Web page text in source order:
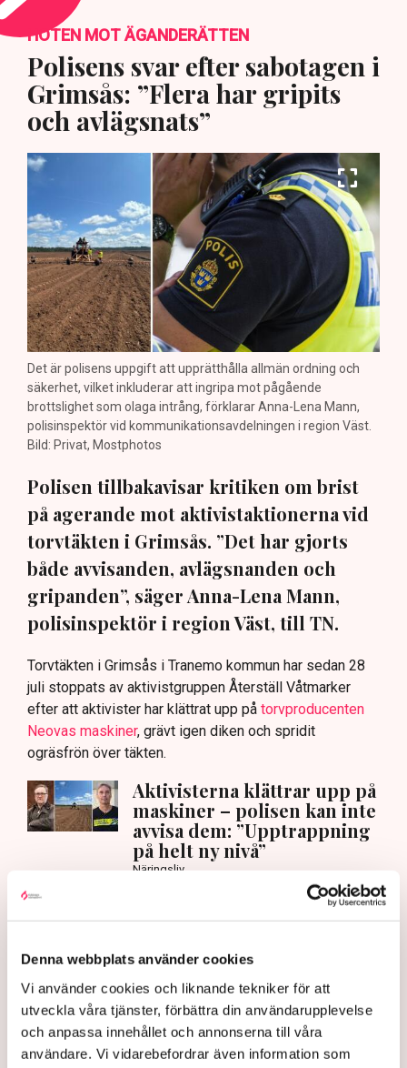
Denna webbplats använder cookies
Vi använder cookies och liknande tekniker för att
utveckla våra tjänster, förbättra din användarupplevelse
och anpassa innehållet och annonserna till våra
användare. Vi vidarebefordrar även information som
HOTEN MOT ÄGANDERÄTTEN
Polisens svar efter sabotagen i
Grimsås: ”Flera har gripits
och avlägsnats”
Det är polisens uppgift att upprätthålla allmän ordning och
säkerhet, vilket inkluderar att ingripa mot pågående
brottslighet som olaga intrång, förklarar Anna-Lena Mann,
polisinspektör vid kommunikationsavdelningen i region Väst.
Bild: Privat, Mostphotos
Polisen tillbakavisar kritiken om brist
på agerande mot aktivistaktionerna vid
torvtäkten i Grimsås. ”Det har gjorts
både avvisanden, avlägsnanden och
gripanden”, säger Anna-Lena Mann,
polisinspektör i region Väst, till TN.
Torvtäkten i Grimsås i Tranemo kommun har sedan 28
juli stoppats av aktivistgruppen Återställ Våtmarker
efter att aktivister har klättrat upp på torvproducenten
Neovas maskiner, grävt igen diken och spridit
ogräsfrön över täkten.
Aktivisterna klättrar upp på
maskiner – polisen kan inte
avvisa dem: ”Upptrappning
på helt ny nivå”
Näringsliv
AI-sammanfattning
Torvtäkten i Grimsås har stoppats av aktivister
Polisen kritiseras för bristande agerande vid
aktionerna.
Polisinspektör Anna-Lena Mann förklarar polisens